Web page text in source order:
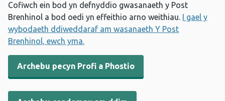
Cofiwch ein bod yn defnyddio gwasanaeth y Post
Brenhinol a bod oedi yn effeithio arno weithiau.
I gael y
wybodaeth ddiweddaraf am wasanaeth Y Post
Brenhinol, ewch yma.
Archebu pecyn Profi a Phostio